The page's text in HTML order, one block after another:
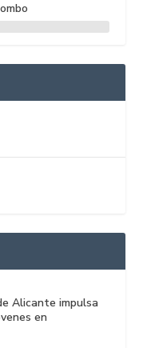
Alicante impulsa
en